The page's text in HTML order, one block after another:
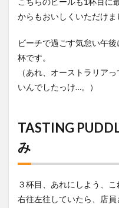
からもおいしくいただけま
ビーチで過ごす気怠い午
杯です。
（あれ、オーストラリア
いんでしたっけ…。）
TASTING
み
３杯目、あれにしよう、
右往左往していたら、店